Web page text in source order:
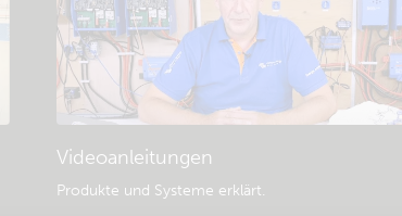
Videoanleitungen
Produkte und Systeme erklärt.